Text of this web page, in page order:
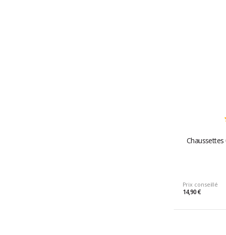
Chaussettes
Prix conseillé
14,90 €